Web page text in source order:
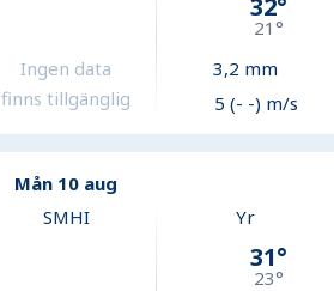
Ingen data
finns tillgänglig
32°
21°
3,2 mm
5 (- -) m/s
Mån 10 aug
SMHI Yr
31°
23°